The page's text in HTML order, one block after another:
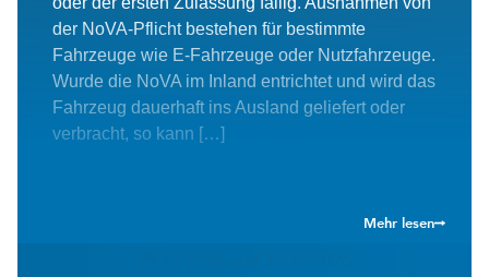
der NoVA-Pflicht bestehen für bestimmte
Fahrzeuge wie E-Fahrzeuge oder Nutzfahrzeuge.
Wurde die NoVA im Inland entrichtet und wird das
Fahrzeug dauerhaft ins Ausland geliefert oder
verbracht, so kann […]
Mehr lesen
Ferrogasse 35A-1180 Wien
T+43 1 470 07 60
office@bup.at
Bürozeiten
Montag–Donnerstag
15.05.2026, 05.06.2026, 07.12.2026, 28.12.2026,